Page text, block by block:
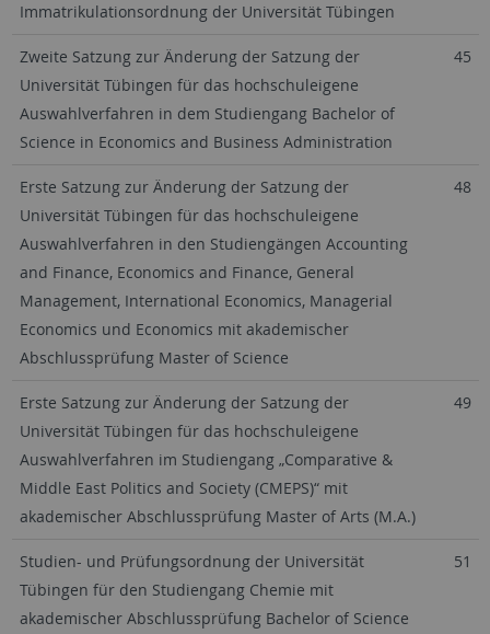
Immatrikulationsordnung der Universität Tübingen
Zweite Satzung zur Änderung der Satzung der
Universität Tübingen für das hochschuleigene
Auswahlverfahren in dem Studiengang Bachelor of
Science in Economics and Business Administration
45
Erste Satzung zur Änderung der Satzung der
Universität Tübingen für das hochschuleigene
Auswahlverfahren in den Studiengängen Accounting
and Finance, Economics and Finance, General
Management, International Economics, Managerial
Economics und Economics mit akademischer
Abschlussprüfung Master of Science
48
Erste Satzung zur Änderung der Satzung der
Universität Tübingen für das hochschuleigene
Auswahlverfahren im Studiengang „Comparative &
Middle East Politics and Society (CMEPS)“ mit
akademischer Abschlussprüfung Master of Arts (M.A.)
49
Studien- und Prüfungsordnung der Universität
Tübingen für den Studiengang Chemie mit
akademischer Abschlussprüfung Bachelor of Science
51